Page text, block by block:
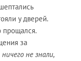
у дверей.
за
не знали,